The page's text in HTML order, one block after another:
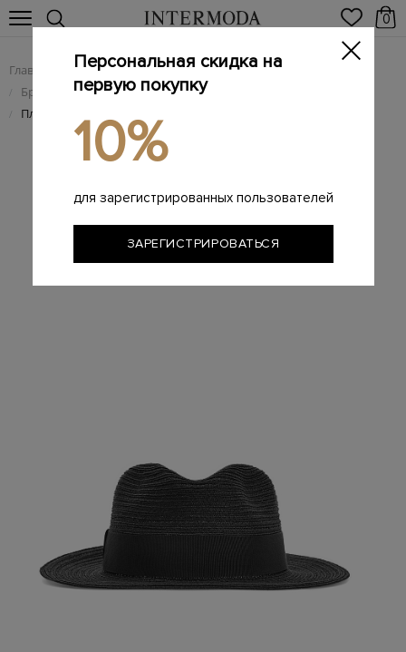
0
Главная Женщинам / Брендовые женские аксессуары
/ Брендовые женские головные уборы
/ Плетеная шляпа из конопляного волокна с широкой лентой
Персональная скидка на
первую покупку
10%
для зарегистрированных пользователей
ЗАРЕГИСТРИРОВАТЬСЯ